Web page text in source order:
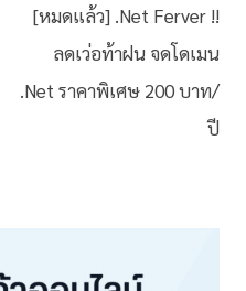
[หมดแล้ว] .Net Ferver !!
ลดเว่อท้าฝน จดโดเมน
.Net ราคาพิเศษ 200 บาท/
ปี